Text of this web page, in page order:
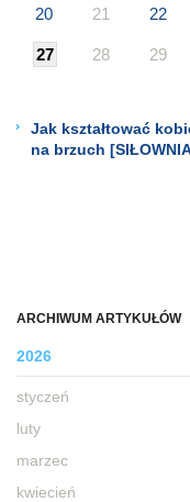
ARCHIWUM ARTYKUŁÓW
2026
styczeń
luty
marzec
kwiecień
20 21 22
27 28 29
Jak kształtować
na brzuch